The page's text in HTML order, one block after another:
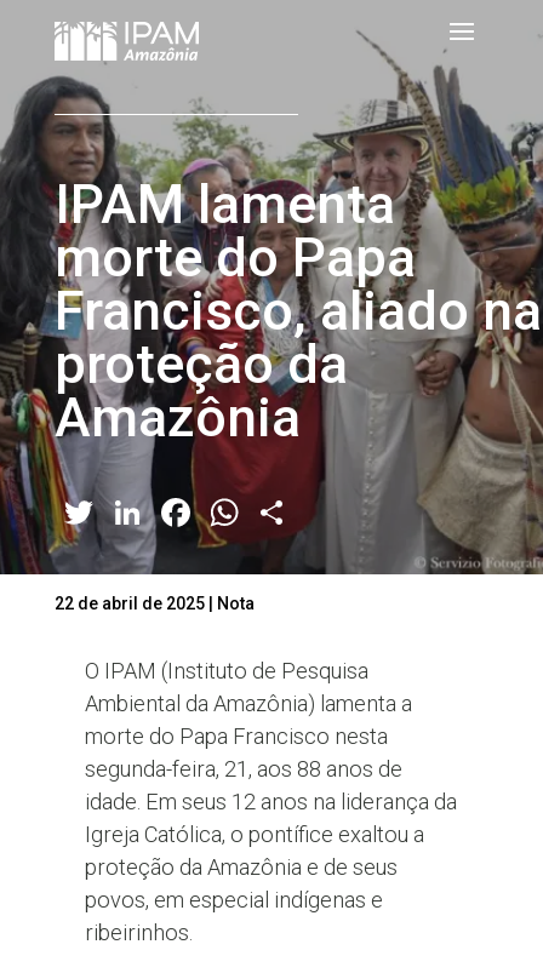
IPAM lamenta
morte do Papa
Francisco, aliado na
proteção da
Amazônia
Twitter
LinkedIn
Facebook
WhatsApp
Share
22 de abril de 2025| Nota
O IPAM (Instituto de Pesquisa
Ambiental da Amazônia) lamenta a
morte do Papa Francisco nesta
segunda-feira, 21, aos 88 anos de
idade. Em seus 12 anos na liderança da
Igreja Católica, o pontífice exaltou a
proteção da Amazônia e de seus
povos, em especial indígenas e
ribeirinhos.